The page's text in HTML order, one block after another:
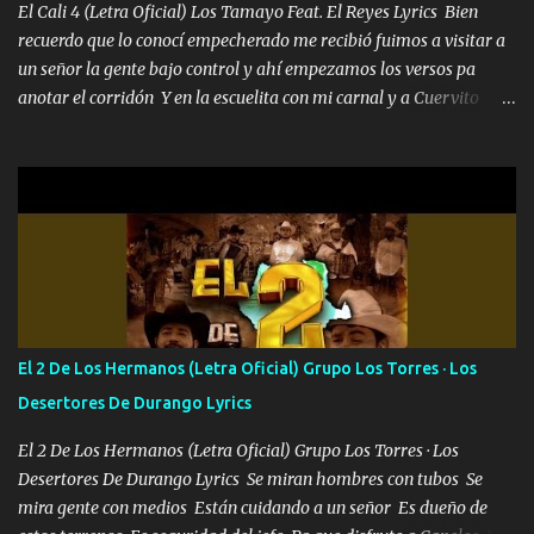
pues hay charola les voy a dar hasta topar pues no hay de otra...
El Cali 4 (Letra Oficial) Los Tamayo Feat. El Reyes Lyrics Bien
recuerdo que lo conocí empecherado me recibió fuimos a visitar a
un señor la gente bajo control y ahí empezamos los versos pa
anotar el corridón Y en la escuelita con mi carnal y a Cuervito
camisa es color Verde y peleam0s la Bandera por todita a la ciudad
con los drones patrullando la Frontera De Tijuana Bulevares
Bellas Artes me ve en las blancas ya hace falta mi APA FLACO
verde se le extraña pa que sepan Aquí Pura GENTE DE LA RANA 🐸
POR CLAVE ES EL CALI 4 EN LA CIUDAD TIJUANA Música Al
tirante andamos mi carnal atento a cualquier necesidad no porque
se ve limpio el camino nos confiamos al andar y nunca con la
misma piedra me vuelvo a tropezar Cuando ando de enamorado
en corto me tiró a per...
El 2 De Los Hermanos (Letra Oficial) Grupo Los Torres · Los
Desertores De Durango Lyrics
El 2 De Los Hermanos (Letra Oficial) Grupo Los Torres · Los
Desertores De Durango Lyrics Se miran hombres con tubos Se
mira gente con medios Están cuidando a un señor Es dueño de